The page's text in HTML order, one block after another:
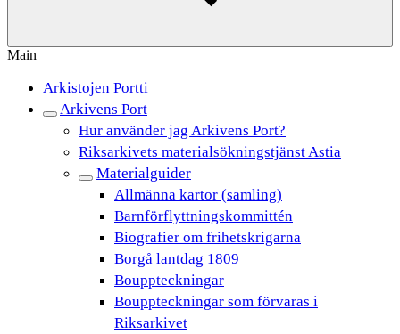
Main
Arkistojen Portti
Arkivens Port
Hur använder jag Arkivens Port?
Riksarkivets materialsökningstjänst Astia
Materialguider
Allmänna kartor (samling)
Barnförflyttningskommittén
Biografier om frihetskrigarna
Borgå lantdag 1809
Bouppteckningar
Bouppteckningar som förvaras i
Riksarkivet